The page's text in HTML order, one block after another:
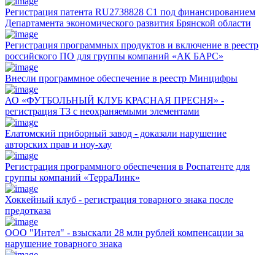
Регистрация патента RU2738828 C1 под финансированием
Департамента экономического развития Брянской области
Регистрация программных продуктов и включение в реестр
российского ПО для группы компаний «АК БАРС»
Внесли программное обеспечение в реестр Минцифры
АО «ФУТБОЛЬНЫЙ КЛУБ КРАСНАЯ ПРЕСНЯ» -
регистрация ТЗ с неохраняемыми элементами
Елатомский приборный завод - доказали нарушение
авторских прав и ноу-хау
Регистрация программного обеспечения в Роспатенте для
группы компаний «ТерраЛинк»
Хоккейный клуб - регистрация товарного знака после
предотказа
ООО "Интел" - взыскали 28 млн рублей компенсации за
нарушение товарного знака